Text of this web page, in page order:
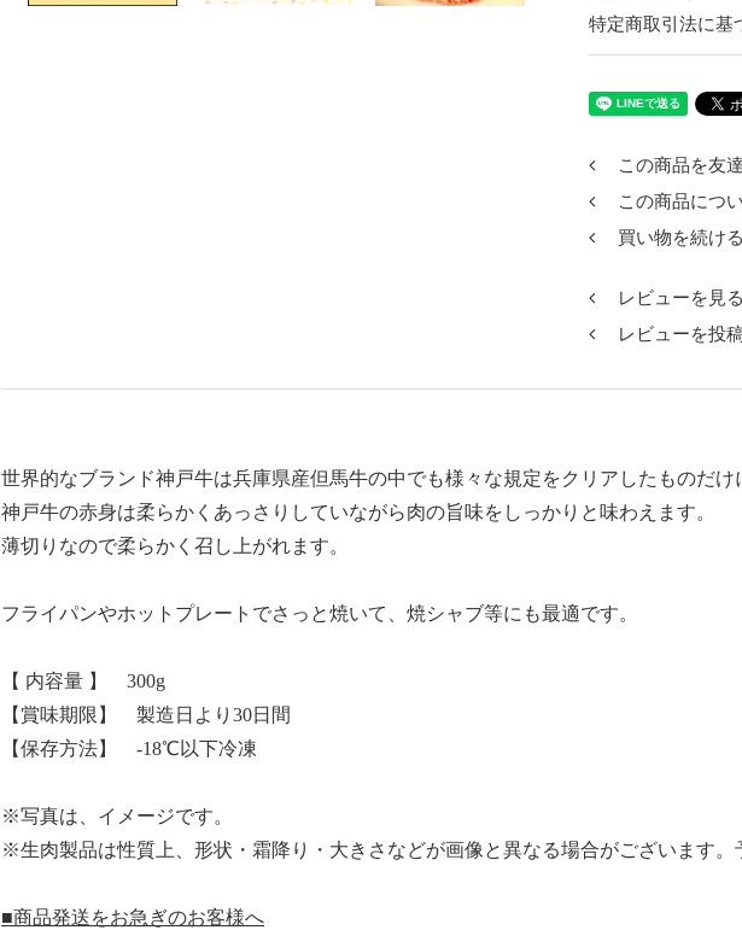
特定商取引法に基
この商品を友
この商品につ
買い物を続ける
レビューを見
レビューを投
世界的なブランド神戸牛は兵庫県産但馬牛の中でも様々な規定をクリアしたものだけ
神戸牛の赤身は柔らかくあっさりしていながら肉の旨味をしっかりと味わえます。
薄切りなので柔らかく召し上がれます。
フライパンやホットプレートでさっと焼いて、焼シャブ等にも最適です。
【 内容量 】 300g
【賞味期限】 製造日より30日間
【保存方法】 -18℃以下冷凍
※写真は、イメージです。
※生肉製品は性質上、形状・霜降り・大きさなどが画像と異なる場合がございます。
■商品発送をお急ぎのお客様へ